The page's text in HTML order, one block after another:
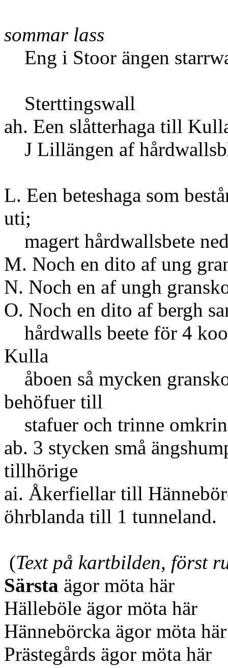
sommar lass
Eng i Stoor ängen
ah. Een slåtterhaga
J Lillängen af
L. Een beteshaga som
uti;
magert hårdwallsbete
M. Noch en dito af ung
N. Noch en af ungh
O. Noch en dito af bergh
hårdwalls beete för 4
Kulla
åboen så mycken
behöfuer till
stafuer och trinne
ab. 3 stycken små
tillhörige
ai. Åkerfiellar till
öhrblanda till 1 tunneland.
(Text på kartbilden, först
Särsta ägor möta här
Hälleböle ägor möta här
Hännebörcka ägor möta här
Prästegårds ägor möta här